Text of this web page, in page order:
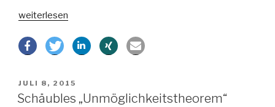
„Griechenlandrettung
ein
einziges
weiterlesen
VERÖFFENTLICHT
AM
JULI 8, 2015
Schäubles „Unmöglichkeitstheorem“